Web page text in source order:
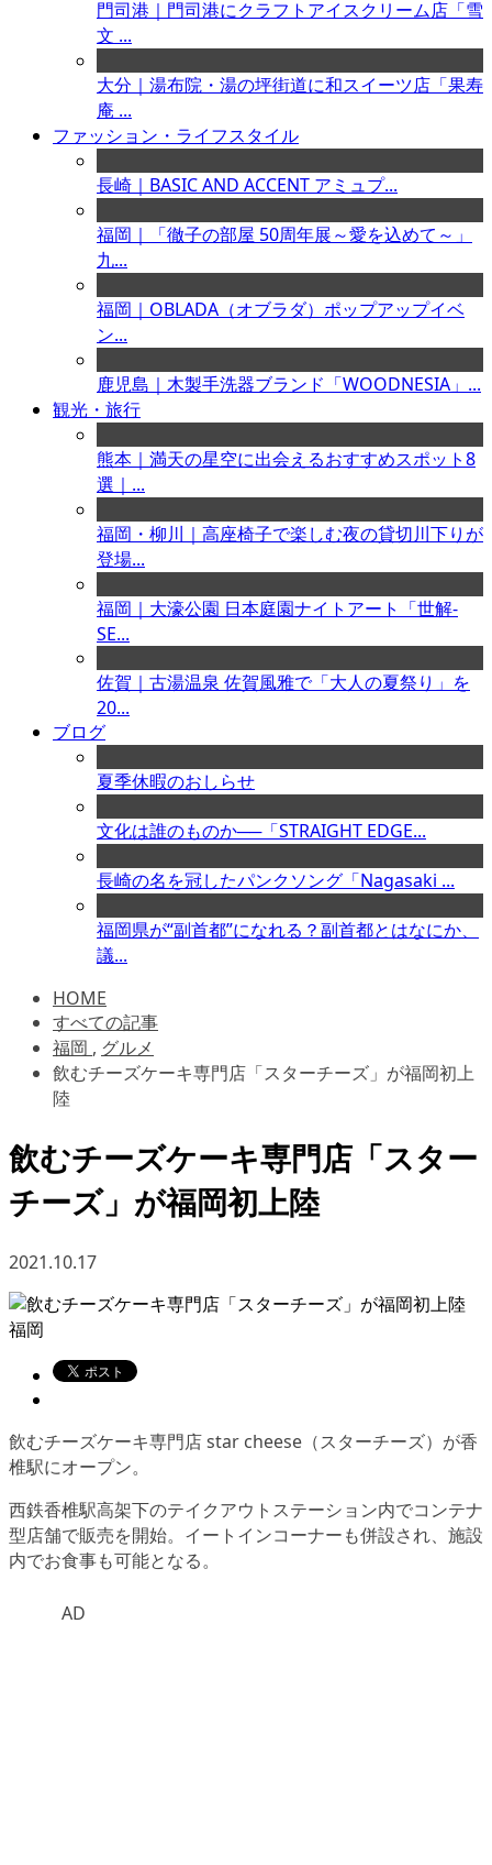
門司港｜門司港にクラフトアイスクリーム店「雪
文 ...
大分｜湯布院・湯の坪街道に和スイーツ店「果寿
庵 ...
ファッション・ライフスタイル
長崎｜BASIC AND ACCENT アミュプ...
福岡｜「徹子の部屋 50周年展～愛を込めて～」
九...
福岡｜OBLADA（オブラダ）ポップアップイベ
ン...
鹿児島｜木製手洗器ブランド「WOODNESIA」...
観光・旅行
熊本｜満天の星空に出会えるおすすめスポット8
選｜...
福岡・柳川｜高座椅子で楽しむ夜の貸切川下りが
登場...
福岡｜大濠公園 日本庭園ナイトアート「世解-
SE...
佐賀｜古湯温泉 佐賀風雅で「大人の夏祭り」を
20...
ブログ
夏季休暇のおしらせ
文化は誰のものか──「STRAIGHT EDGE...
長崎の名を冠したパンクソング「Nagasaki ...
福岡県が“副首都”になれる？副首都とはなにか、
議...
HOME
すべての記事
福岡 , グルメ
飲むチーズケーキ専門店「スターチーズ」が福岡初上
陸
飲むチーズケーキ専門店「スター
チーズ」が福岡初上陸
2021.10.17
福岡
飲むチーズケーキ専門店 star cheese（スターチーズ）が香
椎駅にオープン。
西鉄香椎駅高架下のテイクアウトステーション内でコンテナ
型店舗で販売を開始。イートインコーナーも併設され、施設
内でお食事も可能となる。
AD